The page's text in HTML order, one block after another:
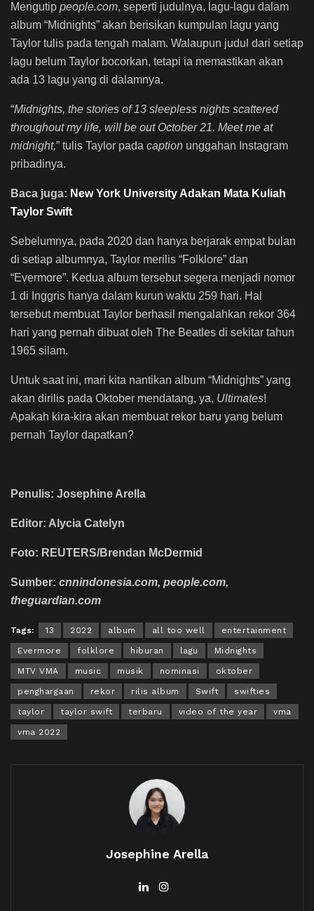
Mengutip people.com, seperti judulnya, lagu-lagu dalam
album “Midnights” akan berisikan kumpulan lagu yang
Taylor tulis pada tengah malam. Walaupun judul dari setiap
lagu belum Taylor bocorkan, tetapi ia memastikan akan
ada 13 lagu yang di dalamnya.
“Midnights, the stories of 13 sleepless nights scattered
throughout my life, will be out October 21. Meet me at
midnight,” tulis Taylor pada caption unggahan Instagram
pribadinya.
Baca juga: New York University Adakan Mata Kuliah
Taylor Swift
Sebelumnya, pada 2020 dan hanya berjarak empat bulan
di setiap albumnya, Taylor merilis “Folklore” dan
“Evermore”. Kedua album tersebut segera menjadi nomor
1 di Inggris hanya dalam kurun waktu 259 hari. Hal
tersebut membuat Taylor berhasil mengalahkan rekor 364
hari yang pernah dibuat oleh The Beatles di sekitar tahun
1965 silam.
Untuk saat ini, mari kita nantikan album “Midnights” yang
akan dirilis pada Oktober mendatang, ya, Ultimates!
Apakah kira-kira akan membuat rekor baru yang belum
pernah Taylor dapatkan?
Penulis: Josephine Arella
Editor: Alycia Catelyn
Foto: REUTERS/Brendan McDermid
Sumber: cnnindonesia.com, people.com,
theguardian.com
Tags: 13 2022 album all too well entertainment
Evermore folklore hiburan lagu Midnights
MTV VMA music musik nominasi oktober
penghargaan rekor rilis album Swift swifties
taylor taylor swift terbaru video of the year vma
vma 2022
Josephine Arella